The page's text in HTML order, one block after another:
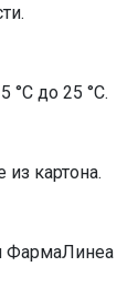
°С до 25 °С.
картона.
ФармаЛинеа